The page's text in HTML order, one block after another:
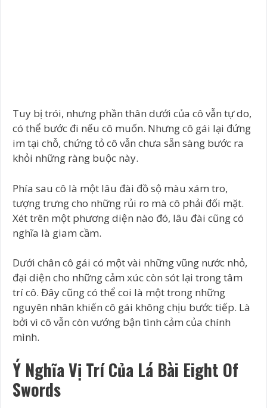
Tuy bị trói, nhưng phần thân dưới của cô vẫn tự do,
có thể bước đi nếu cô muốn. Nhưng cô gái lại đứng
im tại chỗ, chứng tỏ cô vẫn chưa sẵn sàng bước ra
khỏi những ràng buộc này.
Phía sau cô là một lâu đài đồ sộ màu xám tro,
tượng trưng cho những rủi ro mà cô phải đối mặt.
Xét trên một phương diện nào đó, lâu đài cũng có
nghĩa là giam cầm.
Dưới chân cô gái có một vài những vũng nước nhỏ,
đại diện cho những cảm xúc còn sót lại trong tâm
trí cô. Đây cũng có thể coi là một trong những
nguyên nhân khiến cô gái không chịu bước tiếp. Là
bởi vì cô vẫn còn vướng bận tình cảm của chính
mình.
Ý Nghĩa Vị Trí Của Lá Bài Eight Of
Swords